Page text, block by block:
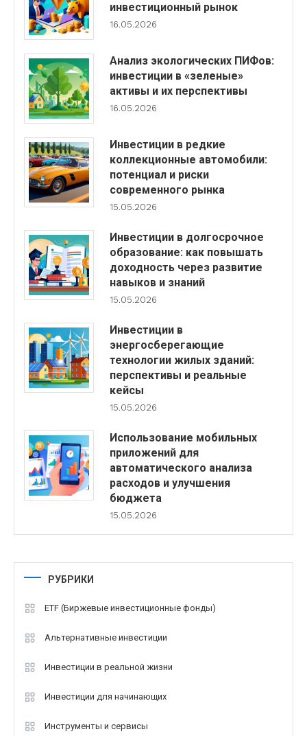
инвестиционный рынок
16.05.2026
Анализ экологических ПИФов:
инвестиции в «зеленые»
активы и их перспективы
16.05.2026
Инвестиции в редкие
коллекционные автомобили:
потенциал и риски
современного рынка
15.05.2026
Инвестиции в долгосрочное
образование: как повышать
доходность через развитие
навыков и знаний
15.05.2026
Инвестиции в
энергосберегающие
технологии жилых зданий:
перспективы и реальные
кейсы
15.05.2026
Использование мобильных
приложений для
автоматического анализа
расходов и улучшения
бюджета
15.05.2026
РУБРИКИ
ETF (Биржевые инвестиционные фонды)
Альтернативные инвестиции
Инвестиции в реальной жизни
Инвестиции для начинающих
Инструменты и сервисы